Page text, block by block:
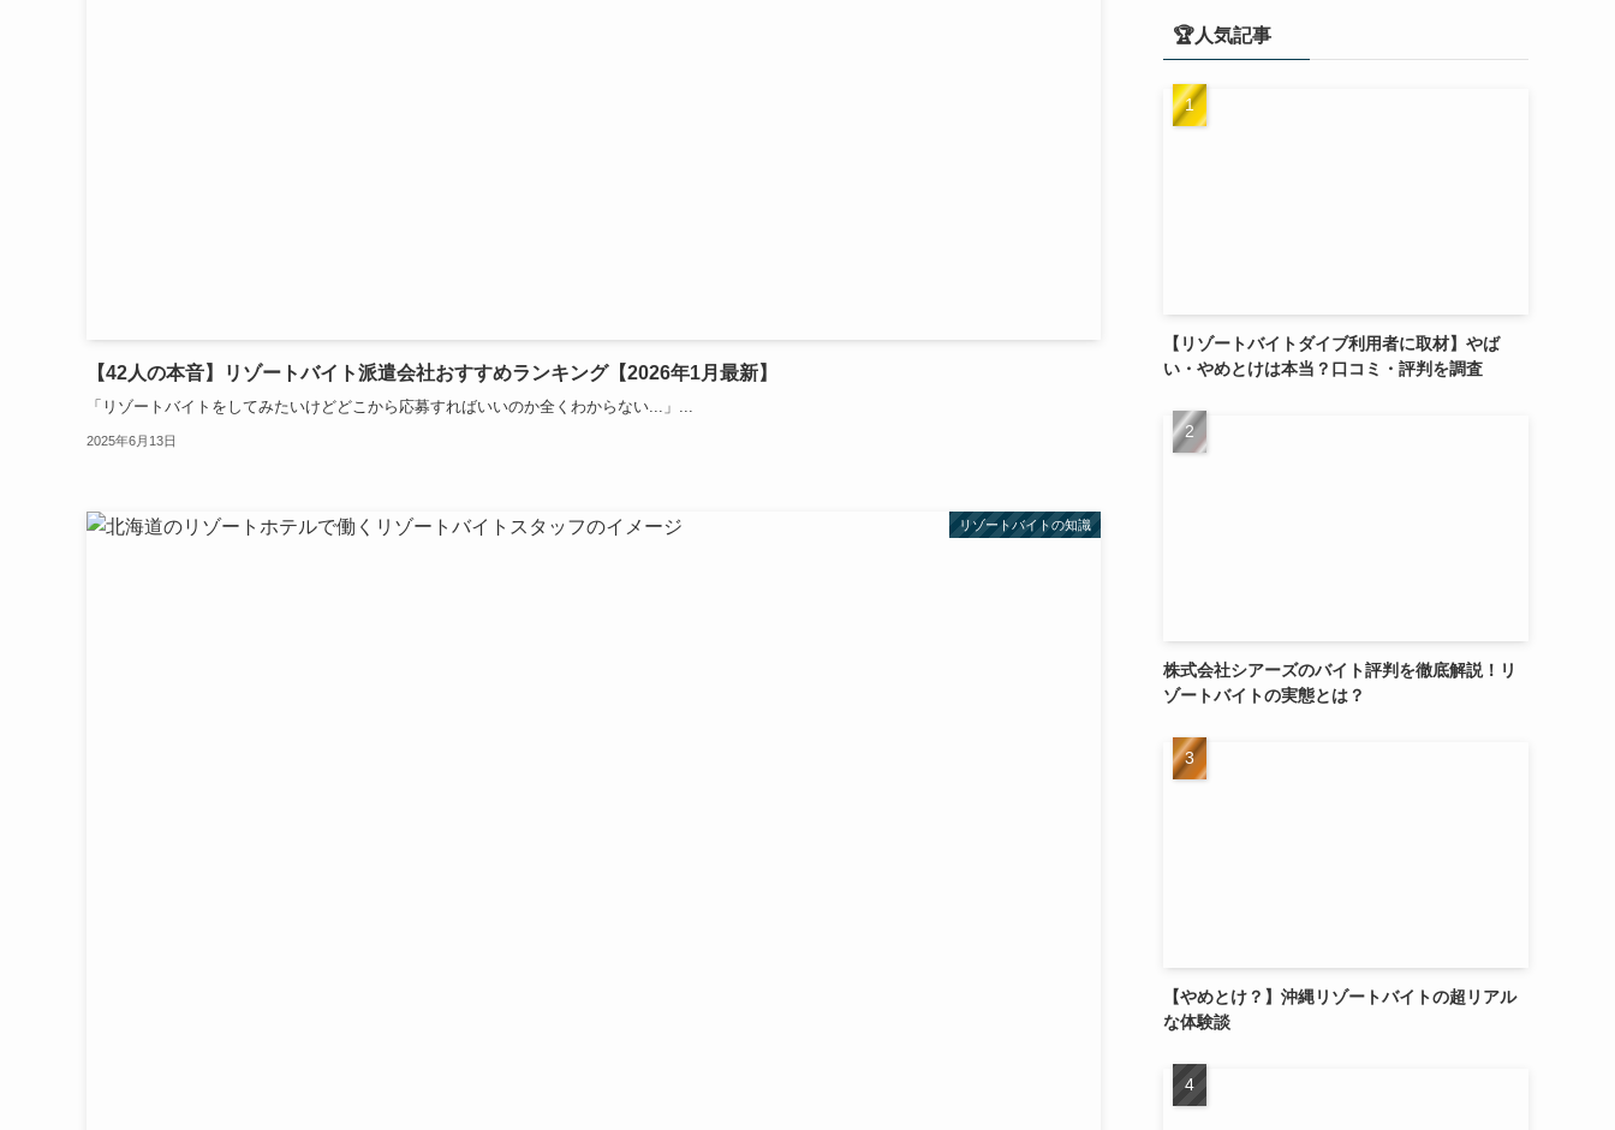
【42人の本音】リゾートバイト派遣会社おすすめランキング【2026年1月最新】
「リゾートバイトをしてみたいけどどこから応募すればいいのか全くわからない...」...
2025年6月13日
リゾートバイトの知識
🏆人気記事
【リゾートバイトダイブ利用者に取材】やば
い・やめとけは本当？口コミ・評判を調査
株式会社シアーズのバイト評判を徹底解説！リ
ゾートバイトの実態とは？
【やめとけ？】沖縄リゾートバイトの超リアル
な体験談